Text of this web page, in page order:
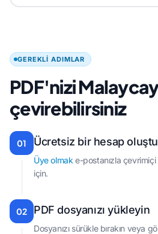
GEREKLI ADIMLAR
PDF'nizi
çevirebilirsiniz
01 Ücretsiz bir hesap
Üye olmak e-postanızla
için.
02 PDF dosyanızı yükleyin
Dosyanızı sürükle bırakın veya